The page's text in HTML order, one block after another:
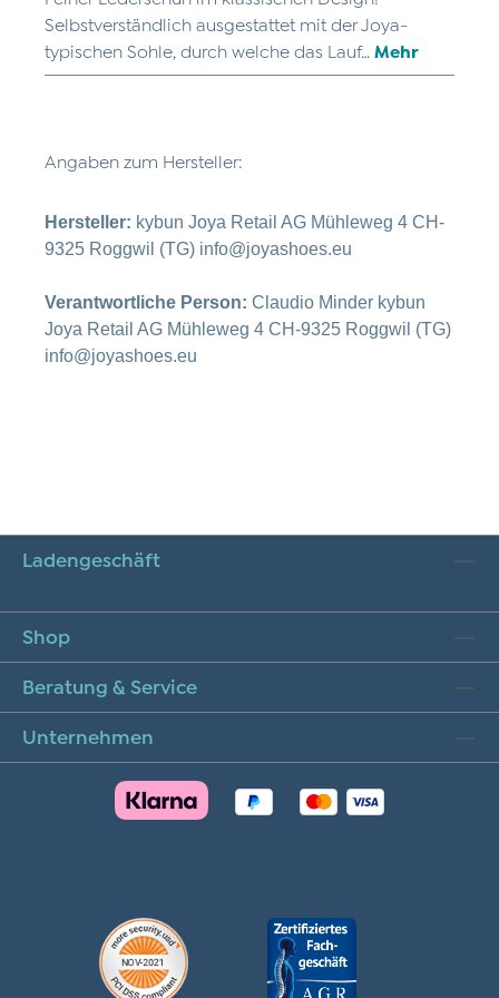
Selbstverständlich ausgestattet mit der Joya-
typischen Sohle, durch welche das Lauf… Mehr
Angaben zum Hersteller:
Hersteller: kybun Joya Retail AG Mühleweg 4 CH-
9325 Roggwil (TG) info@joyashoes.eu
Verantwortliche Person: Claudio Minder kybun
Joya Retail AG Mühleweg 4 CH-9325 Roggwil (TG)
info@joyashoes.eu
Ladengeschäft
Shop
Beratung & Service
Unternehmen